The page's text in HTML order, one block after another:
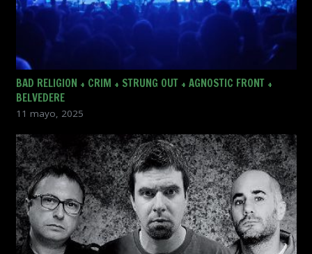
BAD RELIGION + CRIM + STRUNG OUT + AGNOSTIC FRONT +
BELVEDERE
11 mayo, 2025